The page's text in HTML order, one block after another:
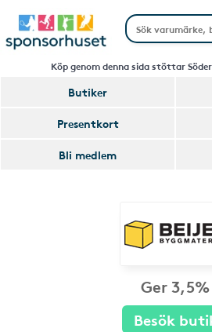
Köp genom denna sida stöttar
Butiker
Presentkort
Bli medlem
Ger 3,5%
Besök